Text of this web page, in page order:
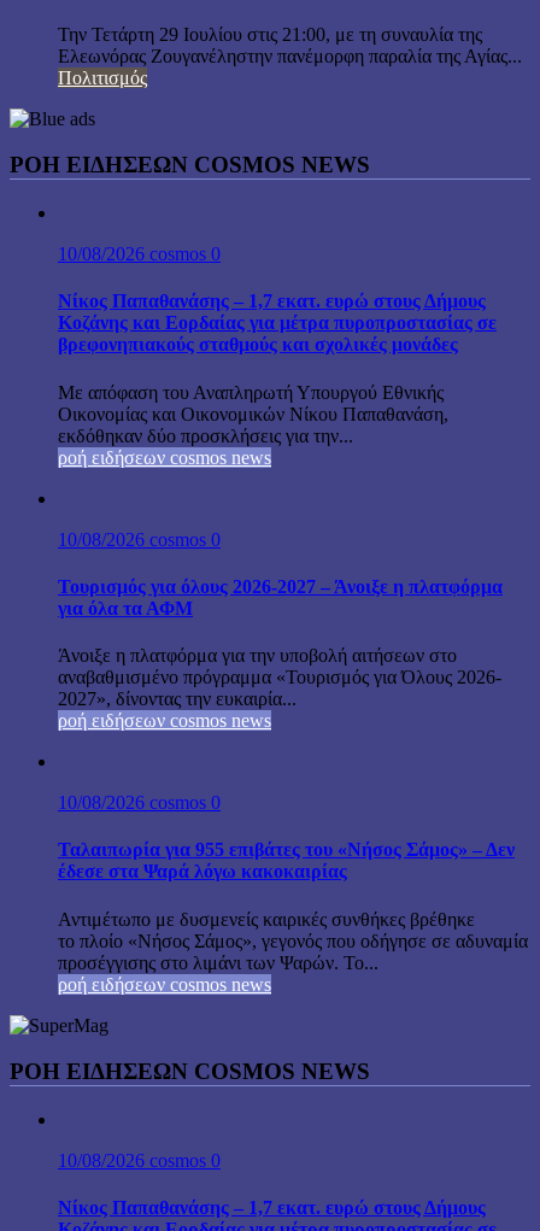
Την Τετάρτη 29 Ιουλίου στις 21:00, με τη συναυλία της
Ελεωνόρας Ζουγανέληστην πανέμορφη παραλία της Αγίας...
Πολιτισμός
ΡΟΗ ΕΙΔΗΣΕΩΝ COSMOS NEWS
10/08/2026 cosmos 0
Νίκος Παπαθανάσης – 1,7 εκατ. ευρώ στους Δήμους
Κοζάνης και Εορδαίας για μέτρα πυροπροστασίας σε
βρεφονηπιακούς σταθμούς και σχολικές μονάδες
Με απόφαση του Αναπληρωτή Υπουργού Εθνικής
Οικονομίας και Οικονομικών Νίκου Παπαθανάση,
εκδόθηκαν δύο προσκλήσεις για την...
ροή ειδήσεων cosmos news
10/08/2026 cosmos 0
Τουρισμός για όλους 2026-2027 – Άνοιξε η πλατφόρμα
για όλα τα ΑΦΜ
Άνοιξε η πλατφόρμα για την υποβολή αιτήσεων στο
αναβαθμισμένο πρόγραμμα «Τουρισμός για Όλους 2026-
2027», δίνοντας την ευκαιρία...
ροή ειδήσεων cosmos news
10/08/2026 cosmos 0
Ταλαιπωρία για 955 επιβάτες του «Νήσος Σάμος» – Δεν
έδεσε στα Ψαρά λόγω κακοκαιρίας
Αντιμέτωπο με δυσμενείς καιρικές συνθήκες βρέθηκε
το πλοίο «Νήσος Σάμος», γεγονός που οδήγησε σε αδυναμία
προσέγγισης στο λιμάνι των Ψαρών. Το...
ροή ειδήσεων cosmos news
ΡΟΉ ΕΙΔΉΣΕΩΝ COSMOS NEWS
10/08/2026 cosmos 0
Νίκος Παπαθανάσης – 1,7 εκατ. ευρώ στους Δήμους